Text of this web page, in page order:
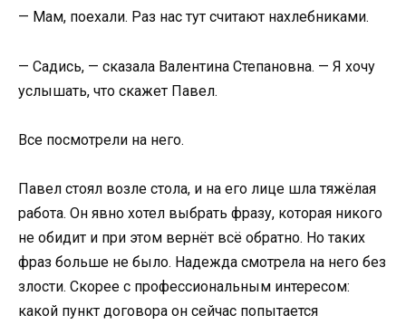
— Мам, поехали. Раз нас тут считают нахлебниками.
— Садись, — сказала Валентина Степановна. — Я хочу
услышать, что скажет Павел.
Все посмотрели на него.
Павел стоял возле стола, и на его лице шла тяжёлая
работа. Он явно хотел выбрать фразу, которая никого
не обидит и при этом вернёт всё обратно. Но таких
фраз больше не было. Надежда смотрела на него без
злости. Скорее с профессиональным интересом:
какой пункт договора он сейчас попытается